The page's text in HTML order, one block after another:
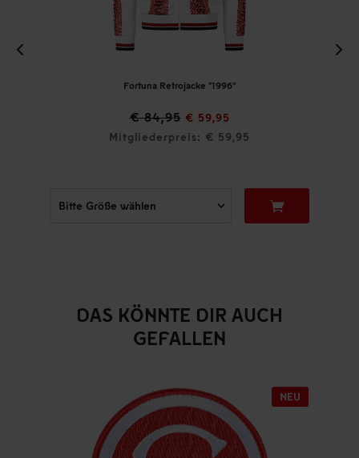
Fortuna Retrojacke "1996"
€ 84,95 € 59,95
Mitgliederpreis: € 59,95
DAS KÖNNTE DIR AUCH
GEFALLEN